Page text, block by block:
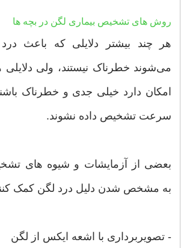
روش های تشخیص بیماری لگن در بچه ها
هر چند بیشتر دلایلی که باعث
می‌شوند خطرناک نیستند، ولی دلایلی
امکان دارد خیلی جدی و خطرناک
سرعت تشخیص داده نشوند.
بعضی از آزمایشات و شیوه های
به مشخص شدن دلیل درد لگن کمک کنند
- تصویربرداری با اشعه ایکس از لگن